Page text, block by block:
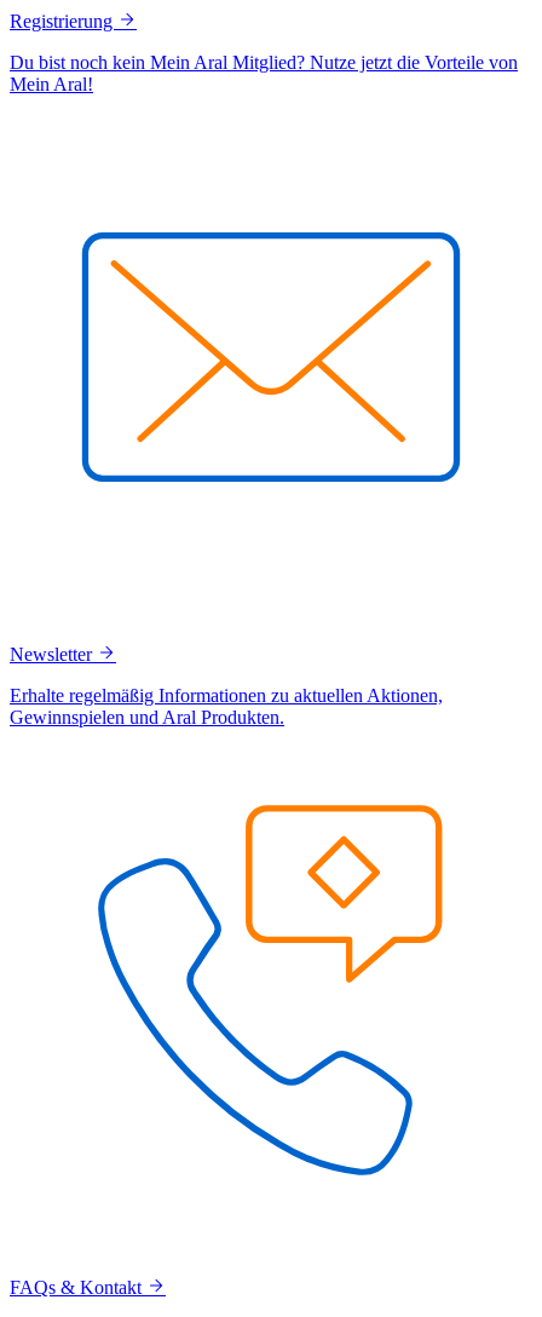
Registrierung
Du bist noch kein Mein Aral Mitglied? Nutze jetzt die Vorteile von
Mein Aral!
Newsletter
Erhalte regelmäßig Informationen zu aktuellen Aktionen,
Gewinnspielen und Aral Produkten.
FAQs & Kontakt